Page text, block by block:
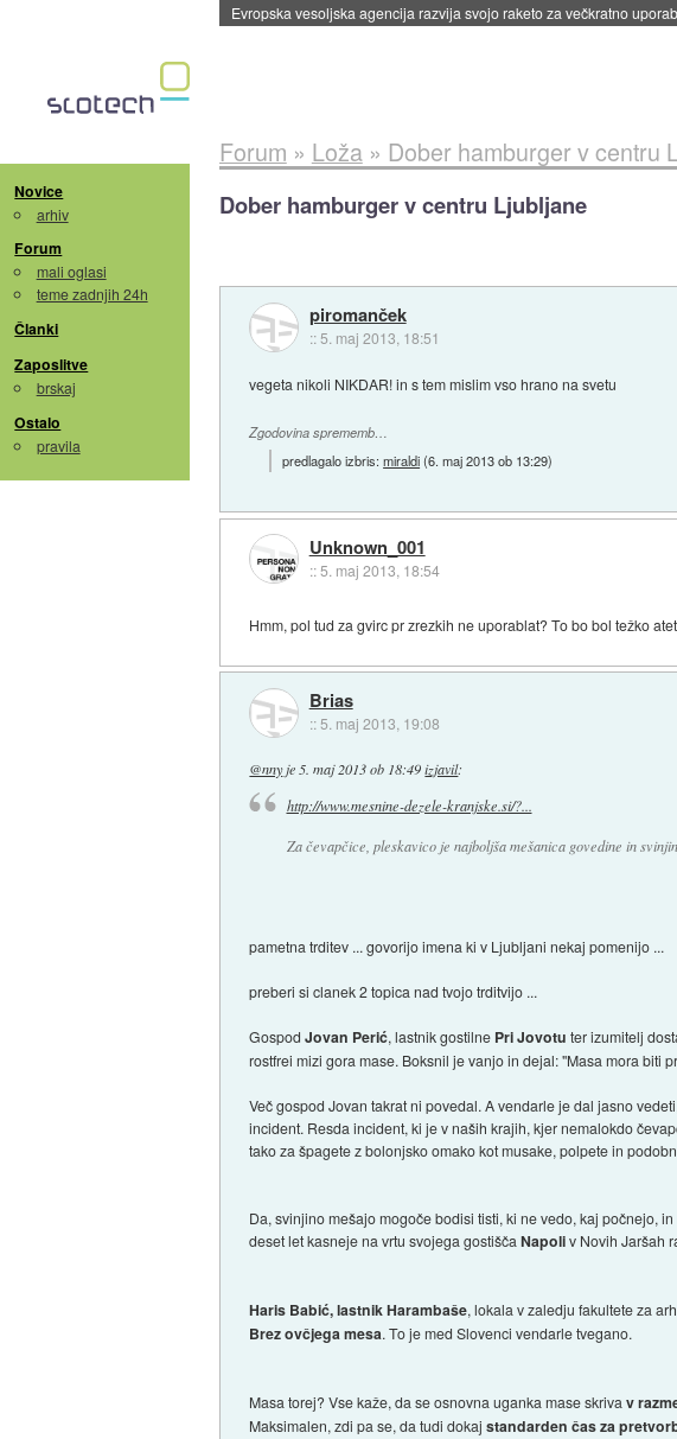
Evropska vesoljska agencija razvija svojo raketo za večkratno
Novice
arhiv
Forum
mali oglasi
teme zadnjih 24h
Članki
Zaposlitve
brskaj
Ostalo
pravila
Forum » Loža» Dober hamburger v centru
Dober hamburger v centru Ljubljane
piromanček
:: 5. maj 2013, 18:51
vegeta nikoli NIKDAR! in s tem mislim vso hrano na svetu
Zgodovina sprememb…
predlagalo izbris:miraldi(6. maj 2013 ob 13:29)
Unknown_001
::5. maj 2013, 18:54
Hmm, pol tud za gvirc pr zrezkih ne uporablat? To bo bol težko
Brias
:: 5. maj 2013, 19:08
@nnyje 5. maj 2013 ob 18:49 izjavil:
http://www.mesnine-dezele-kranjske.si/?...
Za čevapčice, pleskavico je najboljša mešanica govedine in
pametna trditev ... govorijo imena ki v Ljubljani nekaj pomenijo ...
preberi si clanek 2 topica nad tvojo trditvijo ...
GospodJovan Perić, lastnik gostilne Pri Jovotu ter izumitelj
rostfrei mizi gora mase. Boksnil je vanjo in dejal: "Masa mora biti
Več gospod Jovan takrat ni povedal. A vendarle je dal jasno
incident. Resda incident, ki je v naših krajih, kjer nemalokdo
tako za špagete z bolonjsko omako kot musake, polpete in
Da, svinjino mešajo mogoče bodisi tisti, ki ne vedo, kaj počnejo,
deset let kasneje na vrtu svojega gostiščaNapoliv Novih Jaršah
Haris Babić, lastnik Harambaše, lokala v zaledju fakultete za
Brez ovčjega mesa. To je med Slovenci vendarle tvegano.
Masa torej? Vse kaže, da se osnovna uganka mase skrivav
Maksimalen, zdi pa se, da tudi dokajstandarden čas za